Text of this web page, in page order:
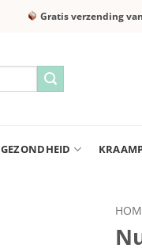
Gratis verzending
GEZONDHEID